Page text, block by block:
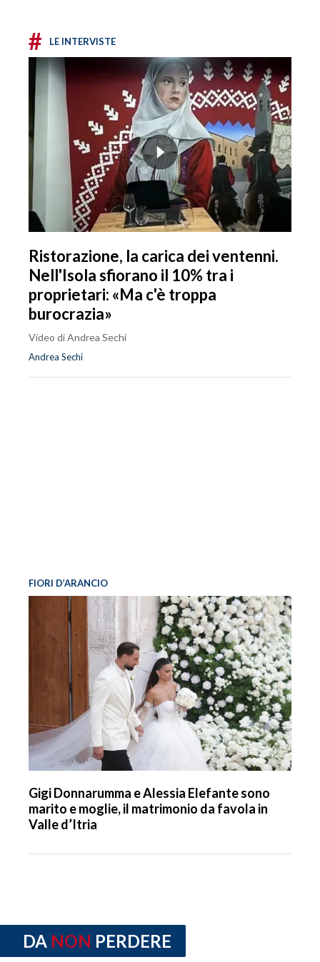
# LE INTERVISTE
Ristorazione, la carica dei ventenni.
Nell'Isola sfiorano il 10% tra i
proprietari: «Ma c'è troppa
burocrazia»
Video di Andrea Sechi
Andrea Sechi
FIORI D’ARANCIO
Gigi Donnarumma e Alessia Elefante sono
marito e moglie, il matrimonio da favola in
Valle d’Itria
DA NON PERDERE